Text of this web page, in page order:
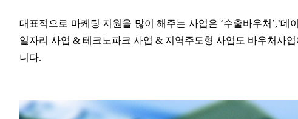
대표적으로 마케팅 지원을 많이 해주는 사업은 ‘수출바우처’,’데
일자리 사업 & 테크노파크 사업 & 지역주도형 사업도 바우처사
니다.